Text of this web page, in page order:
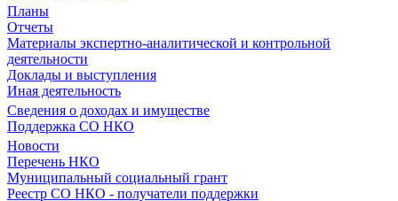
Планы
Отчеты
Материалы экспертно-аналитической и контрольной
деятельности
Доклады и выступления
Иная деятельность
Сведения о доходах и имуществе
Поддержка СО НКО
Новости
Перечень НКО
Муниципальный социальный грант
Реестр СО НКО - получатели поддержки